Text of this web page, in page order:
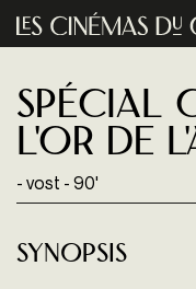
Aller au contenu principal
Spécial
l'Or De
- vost - 90'
Synopsis